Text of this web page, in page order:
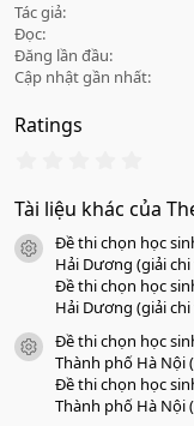
Tác giả
Đọc
Đăng lần đầu
Cập nhật gần nhất
Ratings
0
0
a
o
Tài liệu khác của
icon tài liệu
Đề thi chọn học
Hải Dương (giải
Đề thi chọn học
Hải Dương (giải
icon tài liệu
Đề thi chọn học
Thành phố Hà Nội
Đề thi chọn học
Thành phố Hà Nội